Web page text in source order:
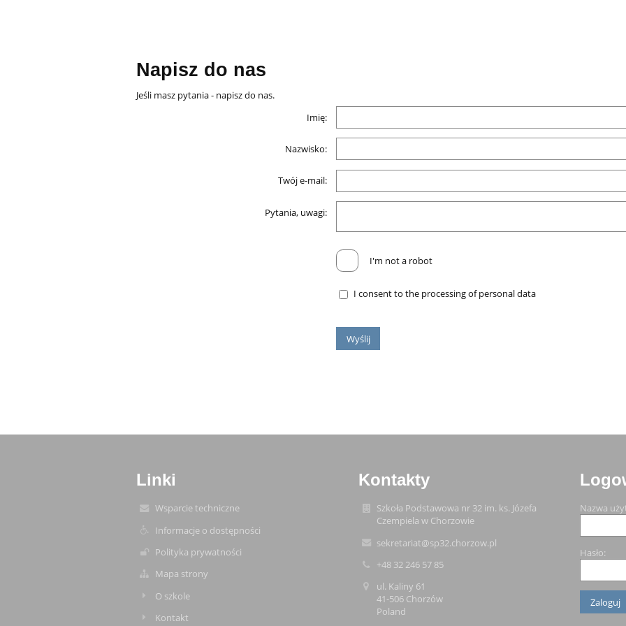
Napisz do nas
Jeśli masz pytania - napisz do nas.
Imię:
Nazwisko:
Twój e-mail:
Pytania, uwagi:
I'm not a robot
I consent to the processing of personal data
Linki
Wsparcie techniczne
Informacje o dostępności
Polityka prywatności
Mapa strony
O szkole
Kontakt
Kontakty
Szkoła Podstawowa nr 32 im. ks. Józefa
Czempiela w Chorzowie
sekretariat@sp32.chorzow.pl
+48 32 246 57 85
ul. Kaliny 61
41-506 Chorzów
Poland
Nazwa
Hasło: